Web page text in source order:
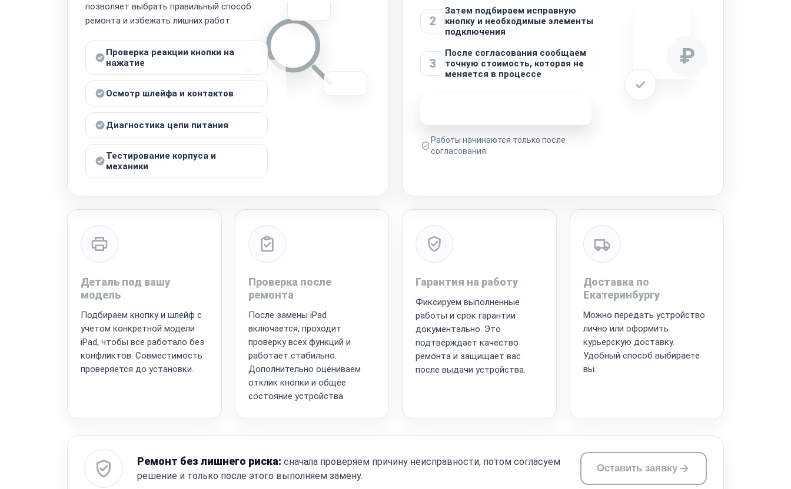
позволяет выбрать правильный способ
ремонта и избежать лишних работ.
Проверка реакции кнопки на
нажатие
Осмотр шлейфа и контактов
Диагностика цепи питания
Тестирование корпуса и
механики
2
Затем подбираем исправную
кнопку и необходимые элементы
подключения
3
После согласования сообщаем
точную стоимость, которая не
меняется в процессе
Работы начинаются только после
согласования.
₽
Деталь под вашу
модель
Подбираем кнопку и шлейф с
учетом конкретной модели
iPad, чтобы все работало без
конфликтов. Совместимость
проверяется до установки.
Проверка после
ремонта
После замены iPad
включается, проходит
проверку всех функций и
работает стабильно.
Дополнительно оцениваем
отклик кнопки и общее
состояние устройства.
Гарантия на работу
Фиксируем выполненные
работы и срок гарантии
документально. Это
подтверждает качество
ремонта и защищает вас
после выдачи устройства.
Доставка по
Екатеринбургу
Можно передать устройство
лично или оформить
курьерскую доставку.
Удобный способ выбираете
вы.
Ремонт без лишнего риска: сначала проверяем причину неисправности, потом согласуем
решение и только после этого выполняем замену.
Оставить заявку